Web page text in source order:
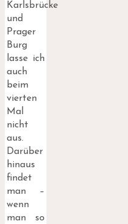
Karlsbrücke
und
Prager
Burg
lasse ich
auch
beim
vierten
Mal
nicht
aus.
Darüber
hinaus
findet
man –
wenn
man so